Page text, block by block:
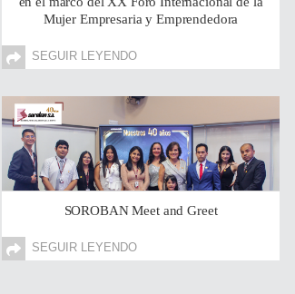
Mujer Empresaria y Emprendedora
SEGUIR LEYENDO
SOROBAN Meet and Greet
SEGUIR LEYENDO